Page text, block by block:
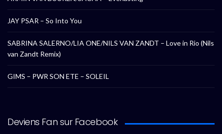
JAY PSAR – So Into You
SABRINA SALERNO/LIA ONE/NILS VAN ZANDT – Love in Rio (Nils
van Zandt Remix)
GIMS – PWR SON ETE – SOLEIL
Deviens Fan sur Facebook